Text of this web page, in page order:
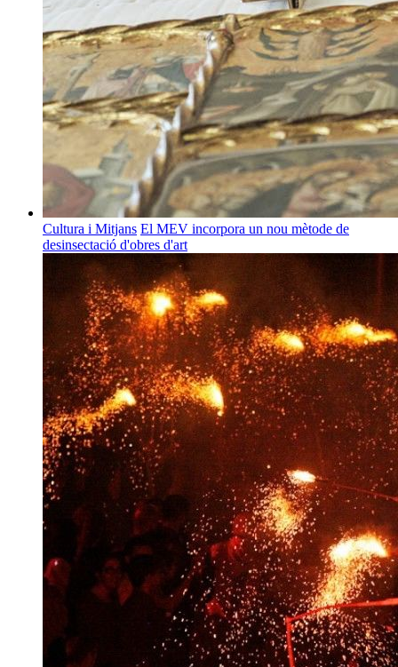
Cultura i Mitjans El MEV incorpora un nou mètode de
desinsectació d'obres d'art